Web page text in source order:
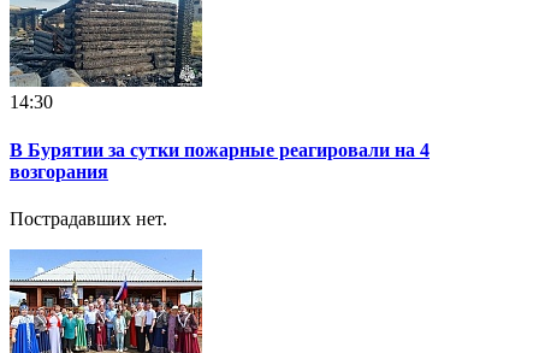
14:30
В Бурятии за сутки пожарные реагировали на 4
возгорания
Пострадавших нет.